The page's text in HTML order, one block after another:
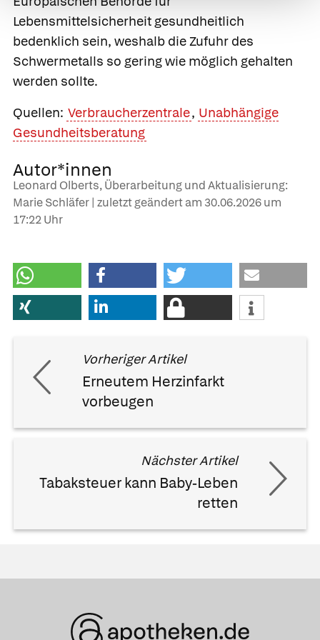
Lebensmittelsicherheit gesundheitlich
bedenklich sein, weshalb die Zufuhr des
Schwermetalls so gering wie möglich gehalten
werden sollte.
Quellen: Verbraucherzentrale, Unabhängige
Gesundheitsberatung
Autor*innen
Leonard Olberts, Überarbeitung und Aktualisierung:
Marie Schläfer | zuletzt geändert am 30.06.2026um
17:22 Uhr
Vorheriger Artikel
Erneutem Herzinfarkt
vorbeugen
Nächster Artikel
Tabaksteuer kann Baby-Leben
retten